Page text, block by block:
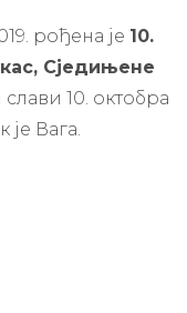
рођена је 10.
Сједињене
10. октобра
Вага.